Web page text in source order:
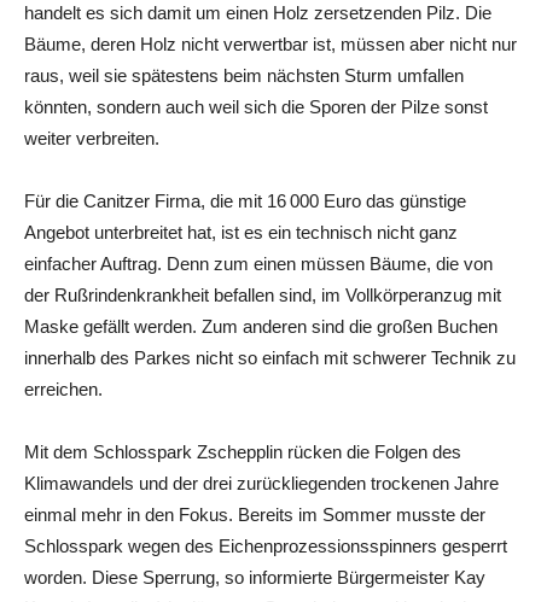
handelt es sich damit um einen Holz zersetzenden Pilz. Die
Bäume, deren Holz nicht verwertbar ist, müssen aber nicht nur
raus, weil sie spätestens beim nächsten Sturm umfallen
könnten, sondern auch weil sich die Sporen der Pilze sonst
weiter verbreiten.
Für die Canitzer Firma, die mit 16 000 Euro das günstige
Angebot unterbreitet hat, ist es ein technisch nicht ganz
einfacher Auftrag. Denn zum einen müssen Bäume, die von
der Rußrindenkrankheit befallen sind, im Vollkörperanzug mit
Maske gefällt werden. Zum anderen sind die großen Buchen
innerhalb des Parkes nicht so einfach mit schwerer Technik zu
erreichen.
Mit dem Schlosspark Zschepplin rücken die Folgen des
Klimawandels und der drei zurückliegenden trockenen Jahre
einmal mehr in den Fokus. Bereits im Sommer musste der
Schlosspark wegen des Eichenprozessionsspinners gesperrt
worden. Diese Sperrung, so informierte Bürgermeister Kay